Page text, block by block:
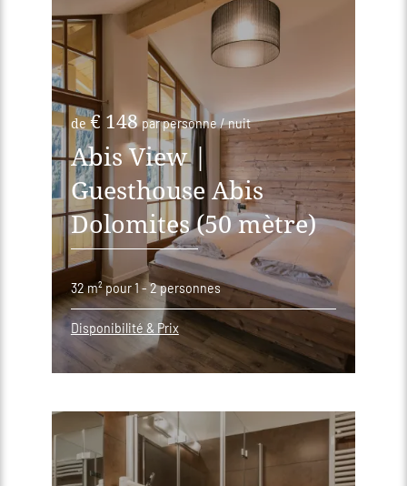
de € 148 par personne / nuit
Abis View |
Guesthouse Abis
Dolomites (50 mètre)
32 m²pour 1 - 2 personnes
Disponibilité & Prix